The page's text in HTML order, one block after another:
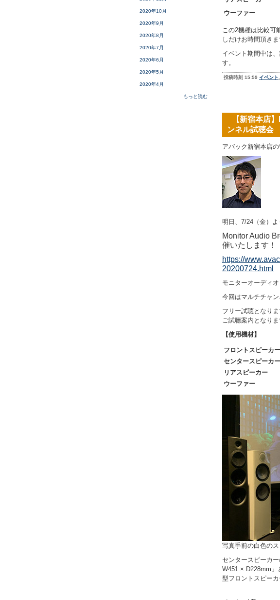
2020年10月
2020年9月
2020年8月
2020年7月
2020年6月
2020年5月
2020年4月
もっと読む
ウーファー
この2機種は比較可
しだけお時間頂きま
イベント期間中は
す。
投稿時刻 15:59 イベント
【新宿本店
ンネル試聴会
アバック新宿本店の
明日、7/24（金）よ
Monitor Audio
催いたします！
https://
20200724.html
モニターオーディ
今回はマルチチャ
フリー試聴となり
ご試聴案内となり
【使用機材】
フロントスピーカー
センタースピーカー
リアスピーカー
ウーファー
写真手前の白色の
センタースピーカ
W451 × D228mm」
型フロントスピー